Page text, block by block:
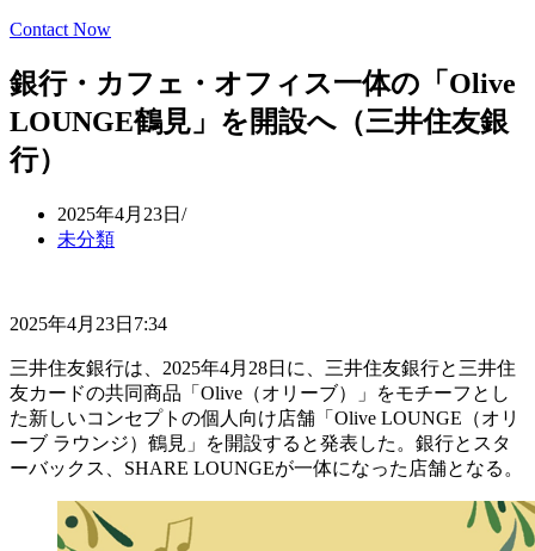
Contact Now
銀行・カフェ・オフィス一体の「Olive
LOUNGE鶴見」を開設へ（三井住友銀
行）
2025年4月23日
未分類
2025年4月23日7:34
三井住友銀行は、2025年4月28日に、三井住友銀行と三井住
友カードの共同商品「Olive（オリーブ）」をモチーフとし
た新しいコンセプトの個人向け店舗「Olive LOUNGE（オリ
ーブ ラウンジ）鶴見」を開設すると発表した。銀行とスタ
ーバックス、SHARE LOUNGEが一体になった店舗となる。